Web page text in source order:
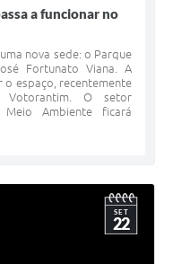
a funcionar no
nova sede: o Parque
Fortunato Viana. A
espaço, recentemente
Votorantim. O setor
Ambiente ficará
SET
22